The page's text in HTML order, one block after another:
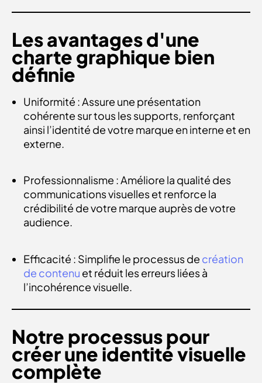
Les avantages d'une
charte graphique bien
définie
Uniformité : Assure une présentation
cohérente sur tous les supports, renforçant
ainsi l’identité de votre marque en interne et en
externe.
Professionnalisme : Améliore la qualité des
communications visuelles et renforce la
crédibilité de votre marque auprès de votre
audience.
Efficacité : Simplifie le processus de création
de contenu et réduit les erreurs liées à
l’incohérence visuelle.
Notre processus pour
créer une identité visuelle
complète